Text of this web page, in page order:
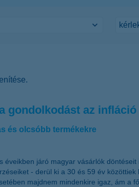
gondolkodást az infláció
és olcsóbb termékekre
éveikben járó magyar vásárlók
- derül ki a 30 és 59 év
majdnem mindenkire igaz, ám a